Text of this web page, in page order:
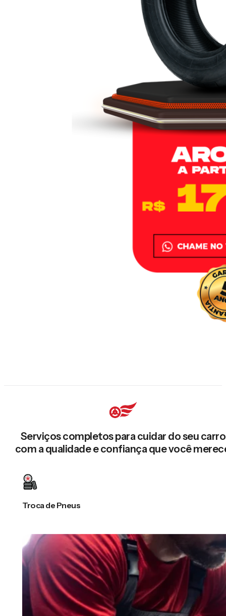
Serviços completos para cuidar do seu carro
com a qualidade e confiança que você
Troca de Pneus